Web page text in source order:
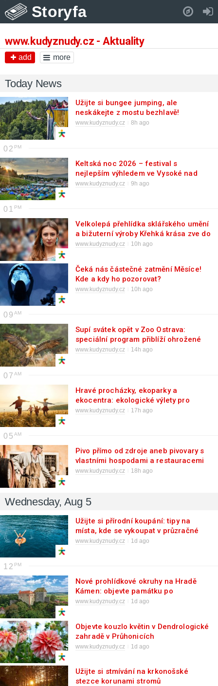
Storyfa
www.kudyznudy.cz - Aktuality
add more
Today News
Užijte si bungee jumping, ale
neskákejte z mostu bezhlavě!
www.kudyznudy.cz 8h ago
02
Keltská noc 2026 – festival s
nejlepším výhledem ve Vysoké nad
Jizerou
www.kudyznudy.cz 9h ago
01
Velkolepá přehlídka sklářského umění
a bižuterní výroby Křehká krása zve do
Jablonce
www.kudyznudy.cz 10h ago
Čeká nás částečné zatmění Měsíce!
Kde a kdy ho pozorovat?
www.kudyznudy.cz 10h ago
09
Supí svátek opět v Zoo Ostrava:
speciální program přiblíží ohrožené
druhy
www.kudyznudy.cz 14h ago
07
Hravé procházky, ekoparky a
ekocentra: ekologické výlety pro
děti
www.kudyznudy.cz 17h ago
05
Pivo přímo od zdroje aneb pivovary s
vlastními hospodami a restauracemi
www.kudyznudy.cz 18h ago
Wednesday, Aug 5
Užijte si přírodní koupání: tipy na
místa, kde se vykoupat v průzračné
vodě
www.kudyznudy.cz 1d ago
12
Nové prohlídkové okruhy na Hradě
Kámen: objevte památku po
rekonstrukci
www.kudyznudy.cz 1d ago
Objevte kouzlo květin v Dendrologické
zahradě v Průhonicích
www.kudyznudy.cz 1d ago
Užijte si stmívání na krkonošské
stezce korunami stromů
Pull down to refresh..